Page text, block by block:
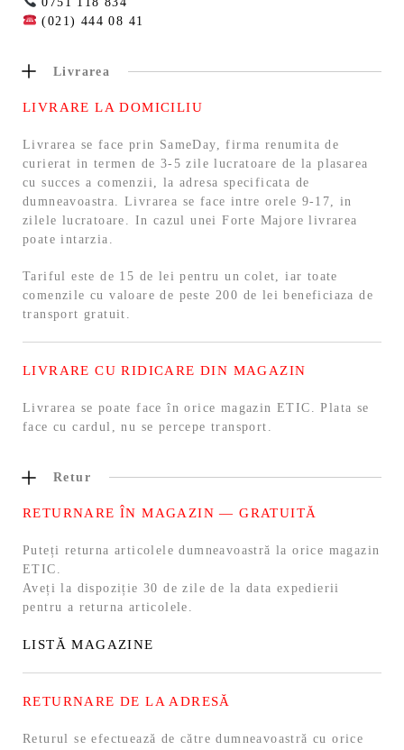
(021) 444 08 41
Livrarea
LIVRARE LA DOMICILIU
Livrarea se face prin SameDay, firma renumita de
curierat in termen de 3-5 zile lucratoare de la plasarea
cu succes a comenzii, la adresa specificata de
dumneavoastra. Livrarea se face intre orele 9-17, in
zilele lucratoare. In cazul unei Forte Majore livrarea
poate intarzia.
Tariful este de 15 de lei pentru un colet, iar toate
comenzile cu valoare de peste 200 de lei beneficiaza de
transport gratuit.
LIVRARE CU RIDICARE DIN MAGAZIN
Livrarea se poate face în orice magazin ETIC. Plata se
face cu cardul, nu se percepe transport.
Retur
RETURNARE ÎN MAGAZIN — GRATUITĂ
Puteți returna articolele dumneavoastră la orice magazin
ETIC.
Aveți la dispoziție 30 de zile de la data expedierii
pentru a returna articolele.
LISTĂ MAGAZINE
RETURNARE DE LA ADRESĂ
Returul se efectuează de către dumneavoastră cu orice